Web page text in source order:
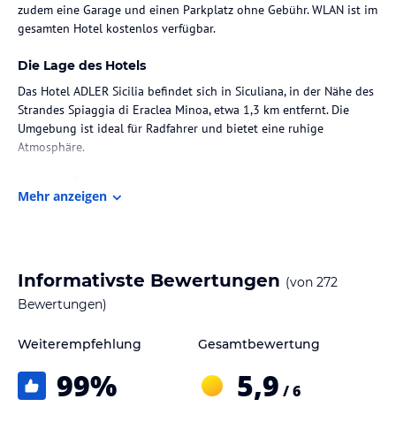
zudem eine Garage und einen Parkplatz ohne Gebühr. WLAN ist im
gesamten Hotel kostenlos verfügbar.
Die Lage des Hotels
Das Hotel ADLER Sicilia befindet sich in Siculiana, in der Nähe des
Strandes Spiaggia di Eraclea Minoa, etwa 1,3 km entfernt. Die
Umgebung ist ideal für Radfahrer und bietet eine ruhige
Atmosphäre.
mit Dusche. Familien- und Nichtraucherzimmer sind ebenfalls
verfügbar.
Gastronomie im Hotel
Café und eine Bar. Die Verpflegungsoptionen bieten Halbpension
mit Frühstück und À-la-carte-Dinner, sowie besondere diätetische
Mehr anzeigen
Informativste Bewertungen (von 272
Bewertungen)
Weiterempfehlung
99%
Gesamtbewertung
5,9 / 6